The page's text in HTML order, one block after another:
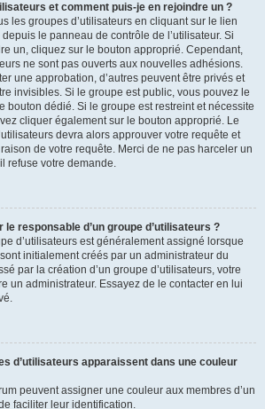
et comment puis-je en rejoindre un ?
les groupes d’utilisateurs en cliquant sur le lien
le panneau de contrôle de l’utilisateur. Si
un, cliquez sur le bouton approprié. Cependant,
ne sont pas ouverts aux nouvelles adhésions.
une approbation, d’autres peuvent être privés et
invisibles. Si le groupe est public, vous pouvez le
bouton dédié. Si le groupe est restreint et nécessite
cliquer également sur le bouton approprié. Le
devra alors approuver votre requête et
de votre requête. Merci de ne pas harceler un
refuse votre demande.
responsable d’un groupe d’utilisateurs ?
d’utilisateurs est généralement assigné lorsque
initialement créés par un administrateur du
par la création d’un groupe d’utilisateurs, votre
un administrateur. Essayez de le contacter en lui
d’utilisateurs apparaissent dans une couleur
peuvent assigner une couleur aux membres d’un
faciliter leur identification.